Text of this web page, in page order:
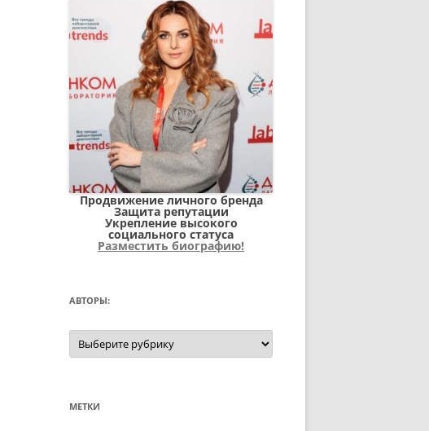
Продвижение личного бренда
Защита репутации
Укрепление высокого
социального статуса
Разместить биографию!
АВТОРЫ:
Авторы:
МЕТКИ